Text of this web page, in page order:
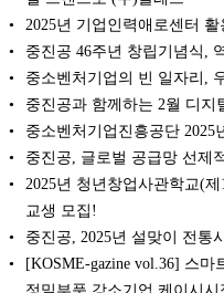
2025년 기업인력애로센터
중진공 46주년 창립기념식,
중소벤처기업의 빈 일자리,
중진공과 함께하는 2월 디지
중소벤처기업진흥공단
중진공, 글로벌 공급망 선제
2025년 청년창업사관학교(
교생 모집!
중진공, 2025년 설맞이 전통
[KOSME-gazine vol.36] 스